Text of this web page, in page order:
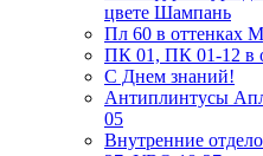
цвете Шампань
Пл 60 в оттенках
ПК 01, ПК 01-12 в
С Днем знаний!
Антиплинтусы
05
Внутренние